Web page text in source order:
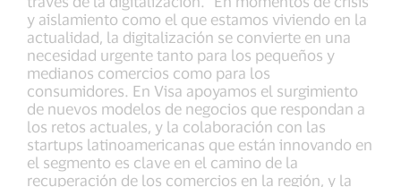
y aislamiento como el que estamos viviendo en la
actualidad, la digitalización se convierte en una
necesidad urgente tanto para los pequeños y
medianos comercios como para los
consumidores. En Visa apoyamos el surgimiento
de nuevos modelos de negocios que respondan a
los retos actuales, y la colaboración con las
startups latinoamericanas que están innovando en
el segmento es clave en el camino de la
recuperación de los comercios en la región, y la